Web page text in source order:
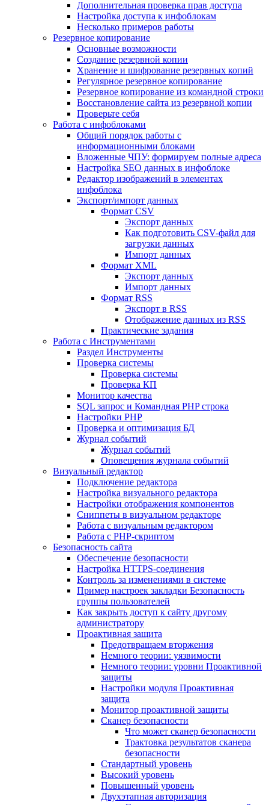
Дополнительная проверка прав доступа
Настройка доступа к инфоблокам
Несколько примеров работы
Резервное копирование
Основные возможности
Создание резервной копии
Хранение и шифрование резервных копий
Регулярное резервное копирование
Резервное копирование из командной строки
Восстановление сайта из резервной копии
Проверьте себя
Работа с инфоблоками
Общий порядок работы с
информационными блоками
Вложенные ЧПУ: формируем полные адреса
Настройка SEO данных в инфоблоке
Редактор изображений в элементах
инфоблока
Экспорт/импорт данных
Формат CSV
Экспорт данных
Как подготовить CSV-файл для
загрузки данных
Импорт данных
Формат XML
Экспорт данных
Импорт данных
Формат RSS
Экспорт в RSS
Отображение данных из RSS
Практические задания
Работа с Инструментами
Раздел Инструменты
Проверка системы
Проверка системы
Проверка КП
Монитор качества
SQL запрос и Командная PHP строка
Настройки PHP
Проверка и оптимизация БД
Журнал событий
Журнал событий
Оповещения журнала событий
Визуальный редактор
Подключение редактора
Настройка визуального редактора
Настройки отображения компонентов
Сниппеты в визуальном редакторе
Работа с визуальным редактором
Работа с PHP-скриптом
Безопасность сайта
Обеспечение безопасности
Настройка HTTPS-соединения
Контроль за изменениями в системе
Пример настроек закладки Безопасность
группы пользователей
Как закрыть доступ к сайту другому
администратору
Проактивная защита
Предотвращаем вторжения
Немного теории: уязвимости
Немного теории: уровни Проактивной
защиты
Настройки модуля Проактивная
защита
Монитор проактивной защиты
Сканер безопасности
Что может сканер безопасности
Трактовка результатов сканера
безопасности
Стандартный уровень
Высокий уровень
Повышенный уровень
Двухэтапная авторизация